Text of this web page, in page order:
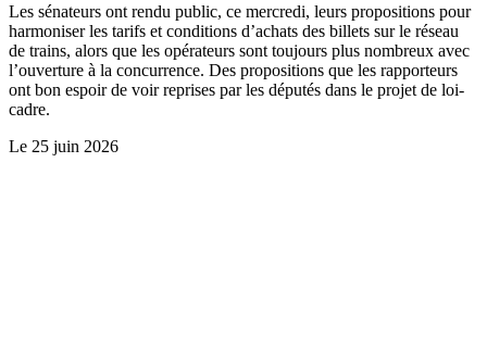
Les sénateurs ont rendu public, ce mercredi, leurs propositions pour
harmoniser les tarifs et conditions d’achats des billets sur le réseau
de trains, alors que les opérateurs sont toujours plus nombreux avec
l’ouverture à la concurrence. Des propositions que les rapporteurs
ont bon espoir de voir reprises par les députés dans le projet de loi-
cadre.
Le 25 juin 2026